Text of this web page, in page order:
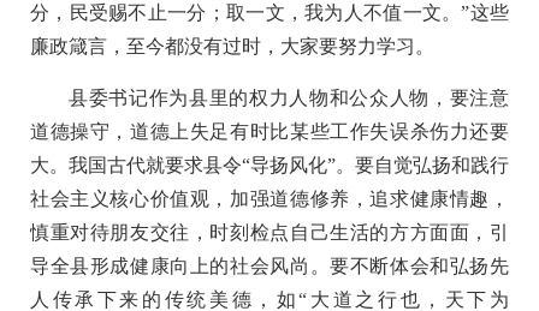
分，民受赐不止一分；取一文，我为人不值一文。”这些
廉政箴言，至今都没有过时，大家要努力学习。
县委书记作为县里的权力人物和公众人物，要注意
道德操守，道德上失足有时比某些工作失误杀伤力还要
大。我国古代就要求县令“导扬风化”。要自觉弘扬和践行
社会主义核心价值观，加强道德修养，追求健康情趣，
慎重对待朋友交往，时刻检点自己生活的方方面面，引
导全县形成健康向上的社会风尚。要不断体会和弘扬先
人传承下来的传统美德，如“大道之行也，天下为